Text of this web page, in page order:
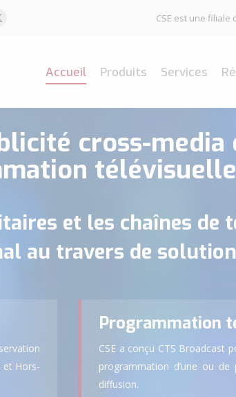
CSE est une filiale
Accueil Produits Services
cross-media
télévisuelle
et les chaînes de
au travers de
et Hors-
Programmation
CSE a conçu CTS Broadcast
programmation d’une ou
diffusion.